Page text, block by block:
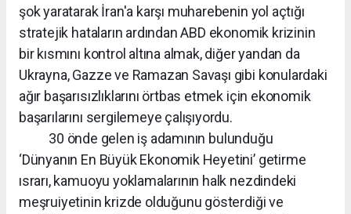
şok yaratarak İran'a karşı muharebenin yol açtığı
stratejik hataların ardından ABD ekonomik krizinin
bir kısmını kontrol altına almak, diğer yandan da
Ukrayna, Gazze ve Ramazan Savaşı gibi konulardaki
ağır başarısızlıklarını örtbas etmek için ekonomik
başarılarını sergilemeye çalışıyordu.
30 önde gelen iş adamının bulunduğu
‘Dünyanın En Büyük Ekonomik Heyetini’ getirme
ısrarı, kamuoyu yoklamalarının halk nezdindeki
meşruiyetinin krizde olduğunu gösterdiği ve